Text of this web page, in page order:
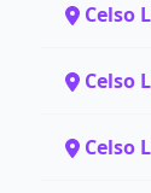
Celso
Celso
Celso